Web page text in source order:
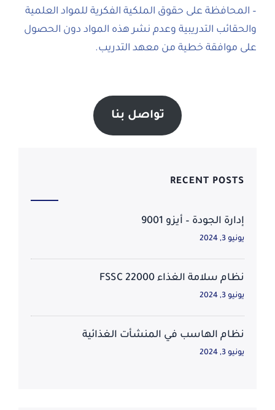
– المحافظة على حقوق الملكية الفكرية للمواد العلمية
والحقائب التدريبية وعدم نشر هذه المواد دون الحصول
على موافقة خطية من معهد التدريب.
تواصل بنا
RECENT POSTS
إدارة الجودة – أيزو 9001
يونيو 3, 2024
نظام سلامة الغذاء FSSC 22000
يونيو 3, 2024
نظام الهاسب في المنشأت الغذائية
يونيو 3, 2024